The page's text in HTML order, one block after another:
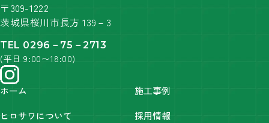
〒309-1222
茨城県桜川市長方 139－3
TEL 0296－75－2713
(平日 9:00〜18:00)
ホーム
ヒロサワについて
施工事例
採用情報